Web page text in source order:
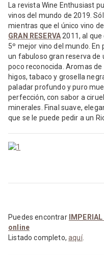
La revista Wine Enthusiast
vinos del mundo de 2019.
mientras que el único vino
GRAN RESERVA 2011, al
5º mejor vino del mundo. En
un fabuloso gran reserva de
poco reconocida. Aromas
higos, tabaco y grosella
paladar profundo y puro
perfección, con sabor a
minerales. Final suave,
que se le puede pedir a un
Puedes encontrar IMPERIAL
online
Listado completo,aquí.